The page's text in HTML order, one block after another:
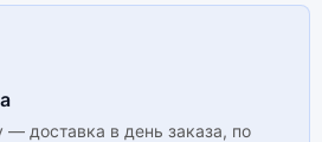
— доставка в день заказа, по